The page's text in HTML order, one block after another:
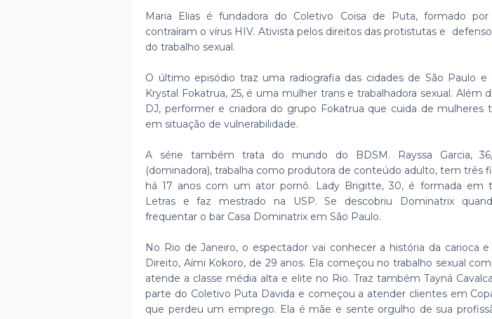
Maria Elias é fundadora do Coletivo Coisa de Puta, formado
contraíram o vírus HIV. Ativista pelos direitos das protistutas e
do trabalho sexual.
O último episódio traz uma radiografia das cidades de São Paulo e
Krystal Fokatrua, 25, é uma mulher trans e trabalhadora sexual. Além
DJ, performer e criadora do grupo Fokatrua que cuida de mulheres
em situação de vulnerabilidade.
A série também trata do mundo do BDSM. Rayssa Garcia,
(dominadora), trabalha como produtora de conteúdo adulto, tem três
há 17 anos com um ator pornô. Lady Brigitte, 30, é formada em
Letras e faz mestrado na USP. Se descobriu Dominatrix
frequentar o bar Casa Dominatrix em São Paulo.
No Rio de Janeiro, o espectador vai conhecer a história da carioca
Direito, Aími Kokoro, de 29 anos. Ela começou no trabalho sexual
atende a classe média alta e elite no Rio. Traz também Tayná
parte do Coletivo Puta Davida e começou a atender clientes em
que perdeu um emprego. Ela é mãe e sente orgulho de sua